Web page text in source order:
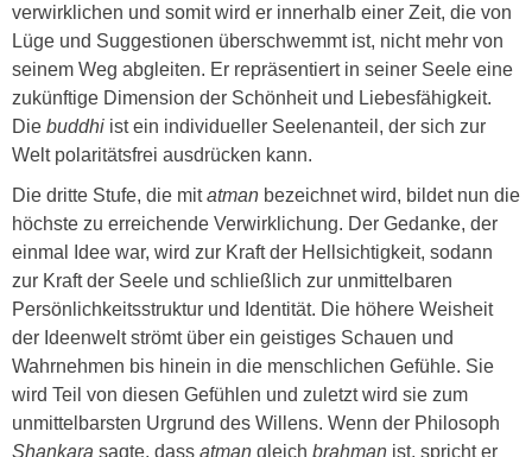
verwirklichen und somit wird er innerhalb einer Zeit, die von
Lüge und Suggestionen überschwemmt ist, nicht mehr von
seinem Weg abgleiten. Er repräsentiert in seiner Seele eine
zukünftige Dimension der Schönheit und Liebesfähigkeit.
Die buddhi ist ein individueller Seelenanteil, der sich zur
Welt polaritätsfrei ausdrücken kann.
Die dritte Stufe, die mitatman bezeichnet wird, bildet nun die
höchste zu erreichende Verwirklichung. Der Gedanke, der
einmal Idee war, wird zur Kraft der Hellsichtigkeit, sodann
zur Kraft der Seele und schließlich zur unmittelbaren
Persönlichkeitsstruktur und Identität. Die höhere Weisheit
der Ideenwelt strömt über ein geistiges Schauen und
Wahrnehmen bis hinein in die menschlichen Gefühle. Sie
wird Teil von diesen Gefühlen und zuletzt wird sie zum
unmittelbarsten Urgrund des Willens. Wenn der Philosoph
Shankara sagte, dass atman gleich brahman ist, spricht er